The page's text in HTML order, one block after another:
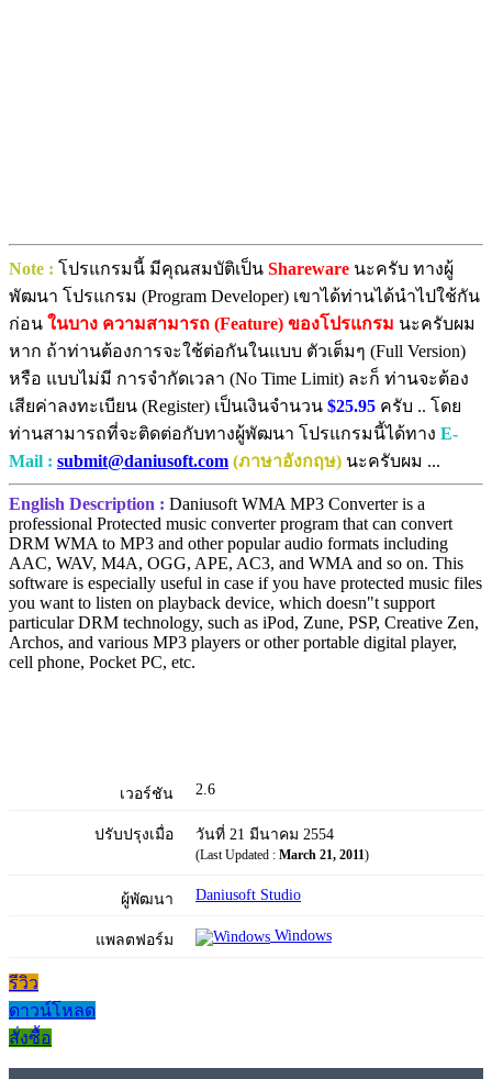
Note : โปรแกรมนี้ มีคุณสมบัติเป็น Shareware นะครับ ทางผู้
พัฒนา โปรแกรม (Program Developer) เขาได้ท่านได้นำไปใช้กัน
ก่อน ในบาง ความสามารถ (Feature) ของโปรแกรม นะครับผม
หาก ถ้าท่านต้องการจะใช้ต่อกันในแบบ ตัวเต็มๆ (Full Version)
หรือ แบบไม่มี การจำกัดเวลา (No Time Limit) ละก็ ท่านจะต้อง
เสียค่าลงทะเบียน (Register) เป็นเงินจำนวน $25.95 ครับ .. โดย
ท่านสามารถที่จะติดต่อกับทางผู้พัฒนา โปรแกรมนี้ได้ทาง E-
Mail : submit@daniusoft.com (ภาษาอังกฤษ) นะครับผม ...
English Description : Daniusoft WMA MP3 Converter is a
professional Protected music converter program that can convert
DRM WMA to MP3 and other popular audio formats including
AAC, WAV, M4A, OGG, APE, AC3, and WMA and so on. This
software is especially useful in case if you have protected music files
you want to listen on playback device, which doesn"t support
particular DRM technology, such as iPod, Zune, PSP, Creative Zen,
Archos, and various MP3 players or other portable digital player,
cell phone, Pocket PC, etc.
เวอร์ชัน 2.6
ปรับปรุงเมื่อ วันที่ 21 มีนาคม 2554
(Last Updated : March 21, 2011)
ผู้พัฒนา Daniusoft Studio
แพลตฟอร์ม Windows
รีวิว
ดาวน์โหลด
สั่งซื้อ